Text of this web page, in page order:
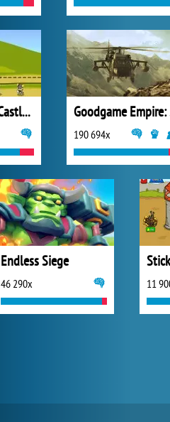
Knight Attack Castle Defense
190 694x
Endless Siege
46 290x 11